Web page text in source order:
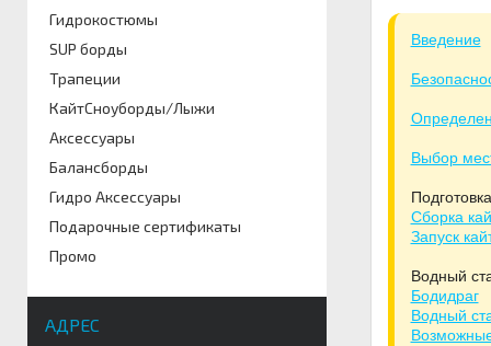
Гидрокостюмы
SUP борды
Трапеции
КайтСноуборды/Лыжи
Аксессуары
Балансборды
Гидро Аксессуары
Подарочные сертификаты
Промо
АДРЕС
Введение
Выбор
Сборка
Запуск
Водный
Бодидраг
Водный